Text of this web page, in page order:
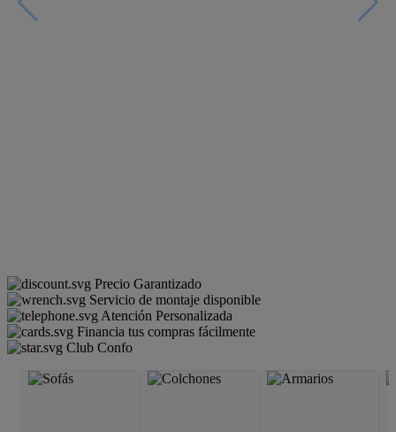
Precio Garantizado
Servicio de montaje disponible
Atención Personalizada
Financia tus compras fácilmente
Club Confo